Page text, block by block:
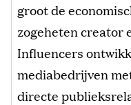
groot de
zogeheten creator
Influencers
mediabedrijven
directe